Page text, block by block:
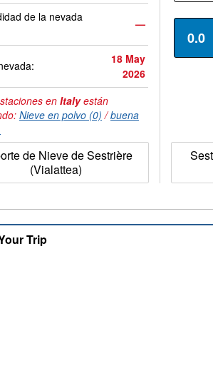
de la nevada
—
18 May
2026
enItalyestán
Nieve en polvo (0) /buena
de Nieve de Sestrière
(Vialattea)
0.0
Trip